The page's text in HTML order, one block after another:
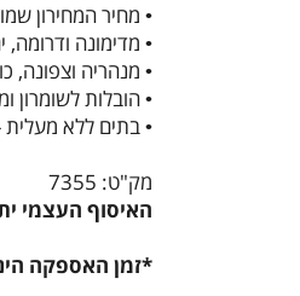
• מחיר המחירון
• מדימונה ודרומה, ים המלח
• מנהריה וצפונה, כולל רמת הגולן
• הובלות לשומרון ומעבר לקו
• בתים ללא מעלית - סבלות עד קומה 2 ללא תוספת מחיר מקומה 3 (ללא מעלית)
מק"ט: 7355
האיסוף העצמי
*זמן האספקה